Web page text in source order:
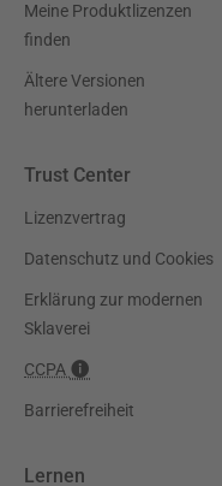
Meine Produktlizenzen
finden
Ältere Versionen
herunterladen
Trust Center
Lizenzvertrag
Datenschutz und Cookies
Erklärung zur modernen
Sklaverei
CCPA
Barrierefreiheit
Lernen